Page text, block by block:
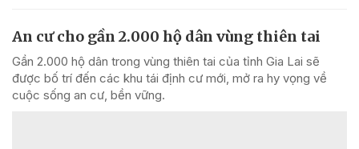
An cư cho gần 2.000 hộ dân vùng thiên tai
Gần 2.000 hộ dân trong vùng thiên tai của tỉnh Gia Lai sẽ
được bố trí đến các khu tái định cư mới, mở ra hy vọng về
cuộc sống an cư, bền vững.